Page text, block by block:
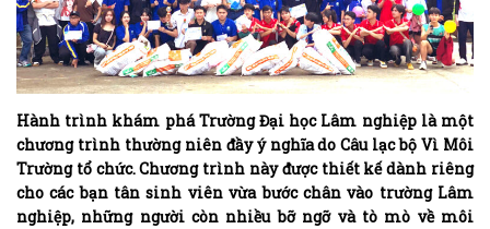
Hành trình khám phá Trường Đại học Lâm nghiệp là một
chương trình thường niên đầy ý nghĩa do Câu lạc bộ Vì Môi
Trường tổ chức. Chương trình này được thiết kế dành riêng
cho các bạn tân sinh viên vừa bước chân vào trường Lâm
nghiệp, những người còn nhiều bỡ ngỡ và tò mò về môi